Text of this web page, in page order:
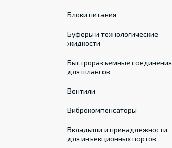
Блоки питания
Буферы и технологические
жидкости
Быстроразъемные соединения
для шлангов
Вентили
Виброкомпенсаторы
Вкладыши и принадлежности
для инъекционных портов